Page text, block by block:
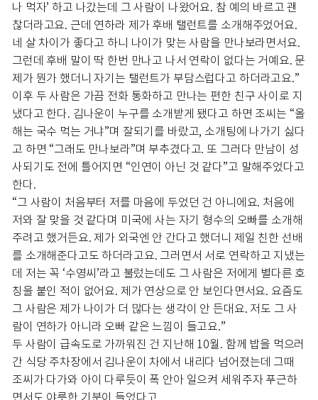
나 먹자’ 하고 나갔는데 그 사람이 나왔어요. 참 예의 바르고 괜
찮더라고요. 근데 연하라 제가 후배 탤런트를 소개해주었어요.
네 살 차이가 좋다고 하니 나이가 맞는 사람을 만나보라면서요.
그런데 후배 말이 딱 한번 만나고 나서 연락이 없다는 거예요. 문
제가 뭔가 했더니 자기는 탤런트가 부담스럽다고 하더라고요.”
이후 두 사람은 가끔 전화 통화하고 만나는 편한 친구 사이로 지
냈다고 한다. 김나운이 누구를 소개받게 됐다고 하면 조씨는 “올
해는 국수 먹는 거냐”며 잘되기를 바랐고, 소개팅에 나가기 싫다
고 하면 “그래도 만나보라”며 부추겼다고. 또 그러다 만남이 성
사되기도 전에 틀어지면 “인연이 아닌 것 같다”고 말해주었다고
한다.
“그 사람이 처음부터 저를 마음에 두었던 건 아니에요. 처음에
저와 잘 맞을 것 같다며 미국에 사는 자기 형수의 오빠를 소개해
주려고 했거든요. 제가 외국엔 안 간다고 했더니 제일 친한 선배
를 소개해준다고도 하더라고요. 그러면서 서로 연락하고 지냈는
데 저는 꼭 ‘수영씨’라고 불렀는데도 그 사람은 저에게 별다른 호
칭을 붙인 적이 없어요. 제가 연상으로 안 보인다면서요. 요즘도
그 사람은 제가 나이가 더 많다는 생각이 안 든대요. 저도 그 사
람이 연하가 아니라 오빠 같은 느낌이 들고요.”
두 사람이 급속도로 가까워진 건 지난해 10월. 함께 밥을 먹으러
간 식당 주차장에서 김나운이 차에서 내리다 넘어졌는데 그때
조씨가 다가와 아이 다루듯이 폭 안아 일으켜 세워주자 푸근하